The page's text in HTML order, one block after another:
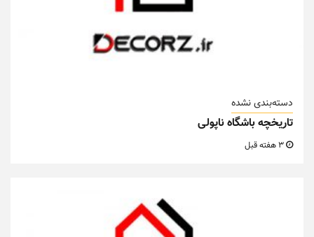
دسته‌بندی نشده
تاریخچه باشگاه ناپولی